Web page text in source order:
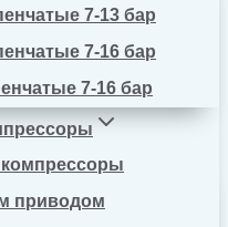
7-13 бар
7-16 бар
7-16 бар
приводом